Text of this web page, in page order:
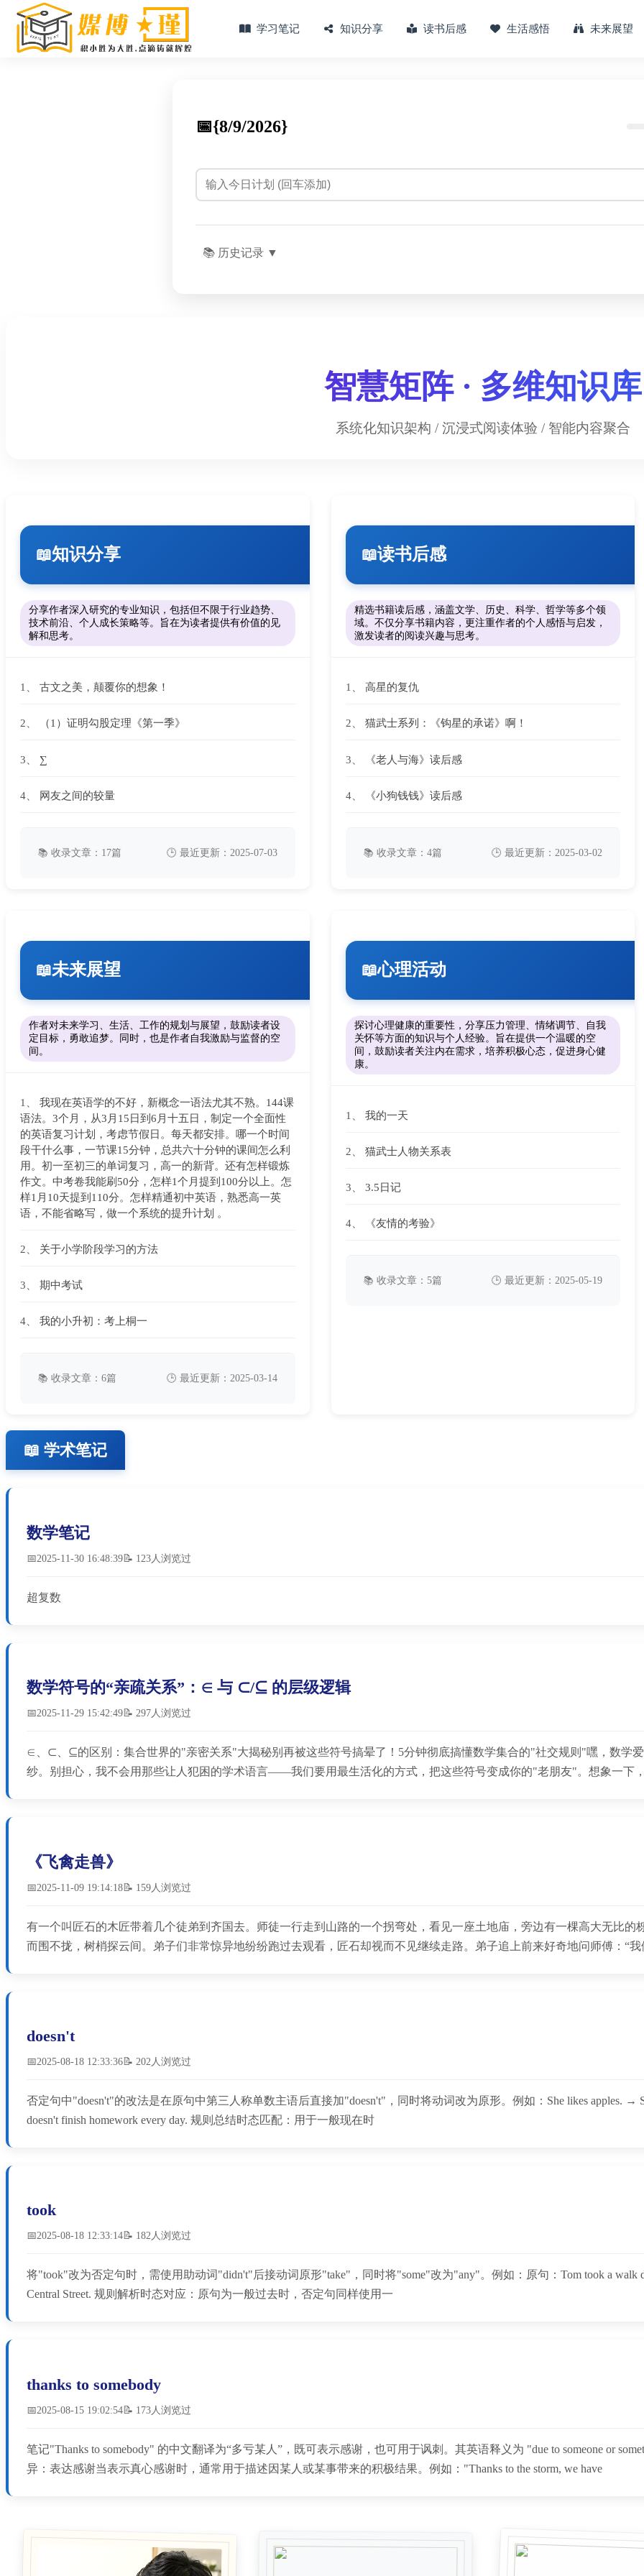
学习笔记 知识分享 读书后感 生活感悟 未来展望
📅{8/9/2026}
📚 历史记录 ▼
智慧矩阵 · 多维知识库
系统化知识架构 / 沉浸式阅读体验 / 智能内容聚合
📖知识分享
分享作者深入研究的专业知识，包括但不限于行业趋势、
技术前沿、个人成长策略等。旨在为读者提供有价值的见
解和思考。
1、 古文之美，颠覆你的想象！
2、 （1）证明勾股定理《第一季》
3、 ∑
4、 网友之间的较量
📚 收录文章：17篇 🕒 最近更新：2025-07-03
📖读书后感
精选书籍读后感，涵盖文学、历史、科学、哲学等多个领
域。不仅分享书籍内容，更注重作者的个人感悟与启发，
激发读者的阅读兴趣与思考。
1、 高星的复仇
2、 猫武士系列：《钩星的承诺》啊！
3、 《老人与海》读后感
4、 《小狗钱钱》读后感
📚 收录文章：4篇 🕒 最近更新：2025-03-02
📖未来展望
作者对未来学习、生活、工作的规划与展望，鼓励读者设
定目标，勇敢追梦。同时，也是作者自我激励与监督的空
间。
1、 我现在英语学的不好，新概念一语法尤其不熟。144课
语法。3个月，从3月15日到6月十五日，制定一个全面性
的英语复习计划，考虑节假日。每天都安排。哪一个时间
段干什么事，一节课15分钟，总共六十分钟的课间怎么利
用。初一至初三的单词复习，高一的新背。还有怎样锻炼
作文。中考卷我能刷50分，怎样1个月提到100分以上。怎
样1月10天提到110分。怎样精通初中英语，熟悉高一英
语，不能省略写，做一个系统的提升计划 。
2、 关于小学阶段学习的方法
3、 期中考试
4、 我的小升初：考上桐一
📚 收录文章：6篇 🕒 最近更新：2025-03-14
📖心理活动
探讨心理健康的重要性，分享压力管理、情绪调节、自我
关怀等方面的知识与个人经验。旨在提供一个温暖的空
间，鼓励读者关注内在需求，培养积极心态，促进身心健
康。
1、 我的一天
2、 猫武士人物关系表
3、 3.5日记
4、 《友情的考验》
📚 收录文章：5篇 🕒 最近更新：2025-05-19
📖 学术笔记
数学笔记
📅2025-11-30 16:48:39📝 123人浏览过
超复数
数学符号的“亲疏关系”：∈ 与 ⊂/⊆ 的层级逻辑
📅2025-11-29 15:42:49📝 297人浏览过
∈、⊂、⊆的区别：集合世界的"亲密关系"大揭秘别再被这些符号搞晕了！5分钟彻底搞懂数学集合的"社交规则"嘿，数学
纱。别担心，我不会用那些让人犯困的学术语言——我们要用最生活化的方式，把这些符号变成你的"老朋友"。想象一下
《飞禽走兽》
📅2025-11-09 19:14:18📝 159人浏览过
有一个叫匠石的木匠带着几个徒弟到齐国去。师徒一行走到山路的一个拐弯处，看见一座土地庙，旁边有一棵高大无比
而围不拢，树梢探云间。弟子们非常惊异地纷纷跑过去观看，匠石却视而不见继续走路。弟子追上前来好奇地问师傅：“
doesn't
📅2025-08-18 12:33:36📝 202人浏览过
否定句中"doesn't"的改法是在原句中第三人称单数主语后直接加"doesn't"，同时将动词改为原形。例如：She‌ likes apples. →
doesn't finish homework every day. ‌规则总结‌时态匹配‌：用于一般现在时
took
📅2025-08-18 12:33:14📝 182人浏览过
将"took"改为否定句时，需使用助动词"didn't"后接动词原形"take"，同时将"some"改为"any"。例如：原句：Tom took a walk
Central Street. ‌规则解析‌时态对应‌：原句为一般过去时，否定句同样使用一
thanks to somebody
📅2025-08-15 19:02:54📝 173人浏览过
笔记"Thanks to somebody" 的中文翻译为“多亏某人”，既可表示感谢，也可用于讽刺。其英语释义为 "due to someone or
异：表达感谢当表示真心感谢时，通常用于描述因某人或某事带来的积极结果。例如："Thanks to the storm, we have